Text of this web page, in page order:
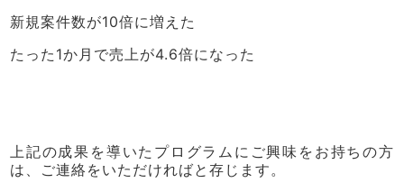
新規案件数が10倍に増えた
たった1か月で売上が4.6倍になった
上記の成果を導いたプログラムにご興味をお持ちの方
は、ご連絡をいただければと存じます。